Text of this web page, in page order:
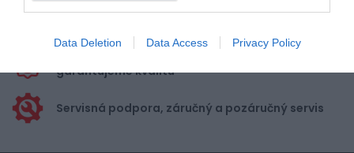
Data Deletion Data Access Privacy Policy
Bezpečná platba
garantujeme kvalitu
Servisná podpora, záručný a pozáručný servis